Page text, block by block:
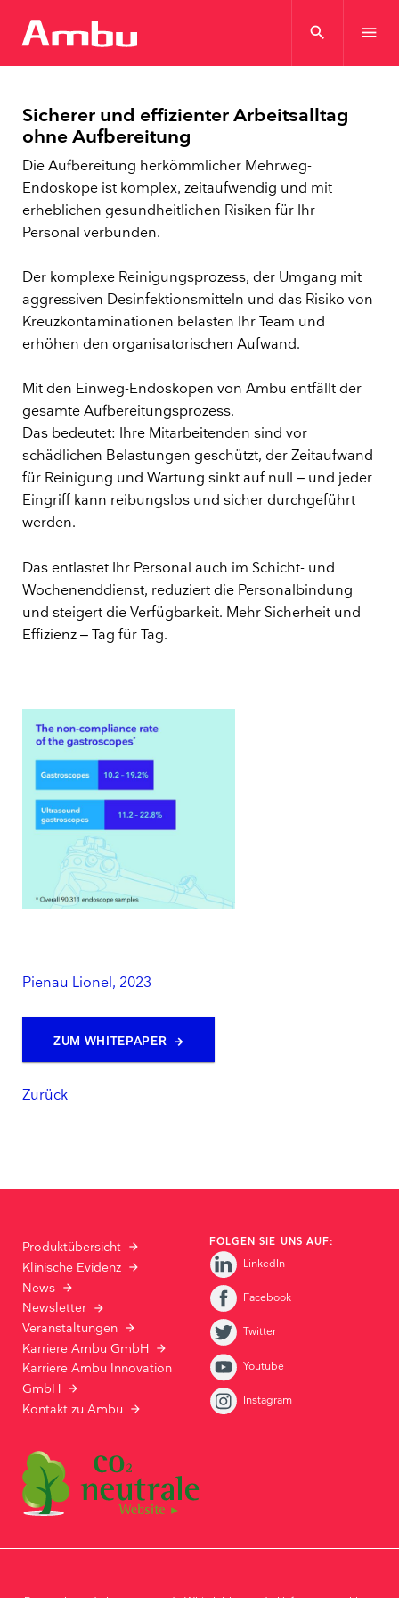
search menu
Sicherer und effizienter Arbeitsalltag
ohne Aufbereitung
Die Aufbereitung herkömmlicher Mehrweg-
Endoskope ist komplex, zeitaufwendig und mit
erheblichen gesundheitlichen Risiken für Ihr
Personal verbunden.
Der komplexe Reinigungsprozess, der Umgang mit
aggressiven Desinfektionsmitteln und das Risiko von
Kreuzkontaminationen belasten Ihr Team und
erhöhen den organisatorischen Aufwand.
Mit den Einweg-Endoskopen von Ambu entfällt der
gesamte Aufbereitungsprozess.
Das bedeutet: Ihre Mitarbeitenden sind vor
schädlichen Belastungen geschützt, der Zeitaufwand
für Reinigung und Wartung sinkt auf null – und jeder
Eingriff kann reibungslos und sicher durchgeführt
werden.
Das entlastet Ihr Personal auch im Schicht- und
Wochenenddienst, reduziert die Personalbindung
und steigert die Verfügbarkeit. Mehr Sicherheit und
Effizienz – Tag für Tag.
Pienau Lionel, 2023
ZUM WHITEPAPER
Zurück
Produktübersicht
Klinische Evidenz
News
Newsletter
Veranstaltungen
Karriere Ambu GmbH
Karriere Ambu Innovation
GmbH
Kontakt zu Ambu
FOLGEN SIE UNS AUF:
LinkedIn
Facebook
Twitter
Youtube
Instagram